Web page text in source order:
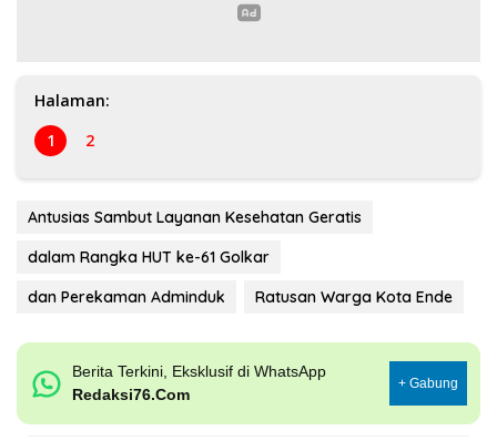
Halaman:
1
2
Antusias Sambut Layanan Kesehatan Geratis
dalam Rangka HUT ke-61 Golkar
dan Perekaman Adminduk
Ratusan Warga Kota Ende
Berita Terkini, Eksklusif di WhatsApp
Redaksi76.Com
+ Gabung